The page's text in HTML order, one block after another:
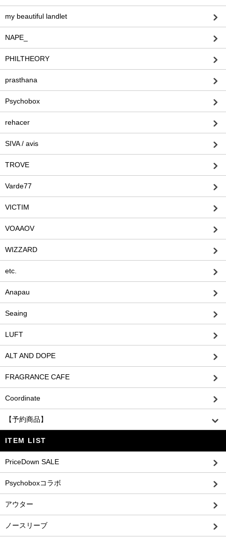
my beautiful landlet
NAPE_
PHILTHEORY
prasthana
Psychobox
rehacer
SIVA / avis
TROVE
Varde77
VICTIM
VOAAOV
WIZZARD
etc.
Anapau
Seaing
LUFT
ALT AND DOPE
FRAGRANCE CAFE
Coordinate
【予約商品】
ITEM LIST
PriceDown SALE
Psychoboxコラボ
アウター
ノースリーブ